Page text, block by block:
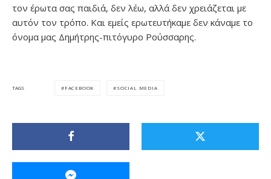
τον έρωτα σας παιδιά, δεν λέω, αλλά δεν χρειάζεται με
αυτόν τον τρόπο. Και εμείς ερωτευτήκαμε δεν κάναμε το
όνομα μας Δημήτρης-πιτόγυρο Ρούσσαρης.
TAGS FACEBOOK SOCIAL MEDIA